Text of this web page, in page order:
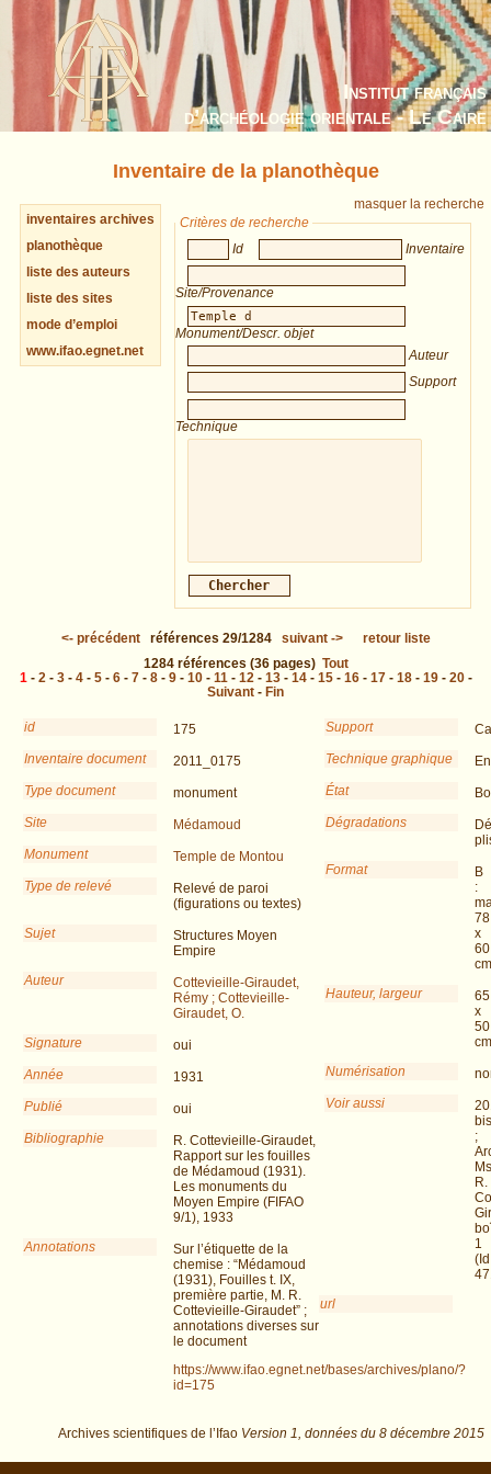
Institut français
d’archéologie orientale - Le Caire
Inventaire de la planothèque
inventaires archives
planothèque
liste des auteurs
liste des sites
mode d’emploi
www.ifao.egnet.net
masquer la recherche
Critères de recherche
Id
Inventaire
Site/Provenance
Monument/Descr. objet
Auteur
Support
Technique
<- précédent références 29/1284 suivant->
retour liste
1284 références (36 pages) Tout
1 - 2 - 3- 4- 5- 6- 7- 8- 9- 10- 11 - 12 - 13- 14- 15- 16- 17- 18- 19- 20-
Suivant - Fin
id
175
Inventaire document
2011_0175
Type document
monument
Site
Médamoud
Monument
Temple de Montou
Type de relevé
Relevé de paroi
(figurations ou textes)
Sujet
Structures Moyen
Empire
Auteur
Cottevieille-Giraudet,
Rémy ; Cottevieille-
Giraudet, O.
Signature
oui
Année
1931
Publié
oui
Bibliographie
R. Cottevieille-Giraudet,
Rapport sur les fouilles
de Médamoud (1931).
Les monuments du
Moyen Empire (FIFAO
9/1), 1933
Annotations
Sur l’étiquette de la
chemise : “Médamoud
(1931), Fouilles t. IX,
première partie, M. R.
Cottevieille-Giraudet” ;
annotations diverses sur
le document
Support
Technique graphique
État
Dégradations
Format
B
:
78
x
60
cm
Hauteur, largeur
65
x
50
cm
Numérisation
Voir aussi
bis
;
R.
1
url
https://www.ifao.egnet.net/bases/archives/plano/?
id=175
Archives scientifiques de l’Ifao Version 1, données du 8 décembre 2015